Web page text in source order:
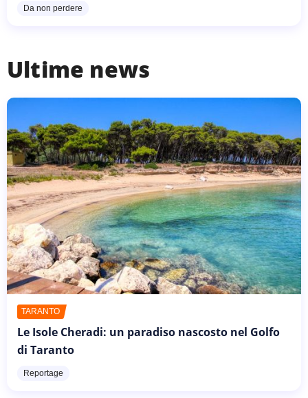
passando per...
Da non perdere
Ultime news
TARANTO
Le Isole Cheradi: un paradiso nascosto nel Golfo
di Taranto
Reportage